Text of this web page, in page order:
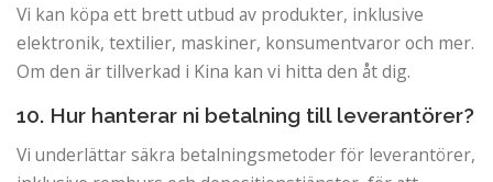
Vi kan köpa ett brett utbud av produkter, inklusive
elektronik, textilier, maskiner, konsumentvaror och mer.
Om den är tillverkad i Kina kan vi hitta den åt dig.
10. Hur hanterar ni betalning till leverantörer?
Vi underlättar säkra betalningsmetoder för leverantörer,